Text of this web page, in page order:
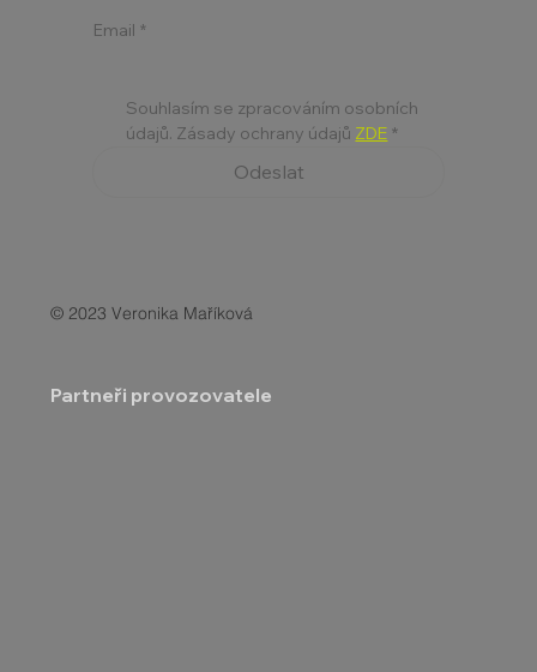
Email *
Souhlasím se zpracováním osobních
údajů. Zásady ochrany údajů ZDE *
Odeslat
© 2023 Veronika Maříková
Partneři provozovatele